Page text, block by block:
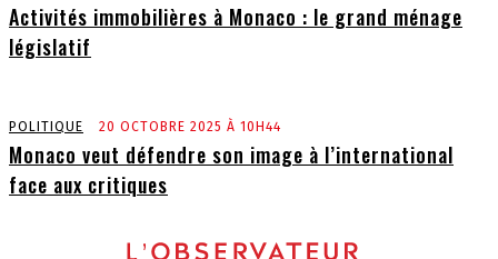
Activités immobilières à Monaco : le grand ménage
législatif
POLITIQUE 20 OCTOBRE 2025 À 10H44
Monaco veut défendre son image à l’international
face aux critiques